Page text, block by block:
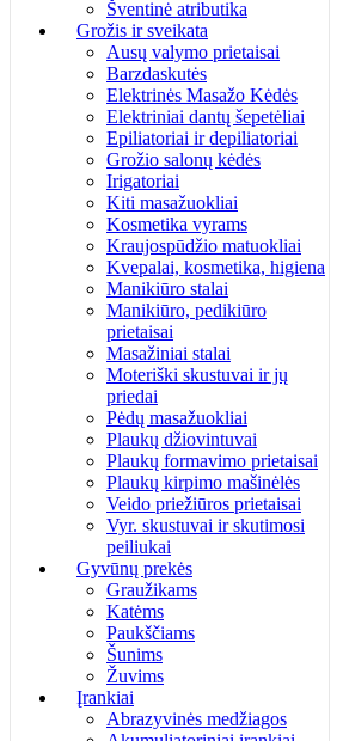
Šventinė atributika
Grožis ir sveikata
Ausų valymo prietaisai
Barzdaskutės
Elektrinės Masažo Kėdės
Elektriniai dantų šepetėliai
Epiliatoriai ir depiliatoriai
Grožio salonų kėdės
Irigatoriai
Kiti masažuokliai
Kosmetika vyrams
Kraujospūdžio matuokliai
Kvepalai, kosmetika, higiena
Manikiūro stalai
Manikiūro, pedikiūro
prietaisai
Masažiniai stalai
Moteriški skustuvai ir jų
priedai
Pėdų masažuokliai
Plaukų džiovintuvai
Plaukų formavimo prietaisai
Plaukų kirpimo mašinėlės
Veido priežiūros prietaisai
Vyr. skustuvai ir skutimosi
peiliukai
Gyvūnų prekės
Graužikams
Katėms
Paukščiams
Šunims
Žuvims
Įrankiai
Abrazyvinės medžiagos